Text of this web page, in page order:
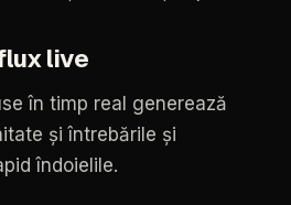
live
în timp real generează
și întrebările și
îndoielile.